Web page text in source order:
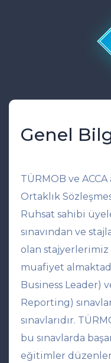
Genel
TÜRMOB ve
Ortaklık
Ruhsat sahibi
sınavından ve
olan stajyerlerimiz
muafiyet
Business Leader)
Reporting)
sınavlarıdır.
bu sınavlarda
eğitimler